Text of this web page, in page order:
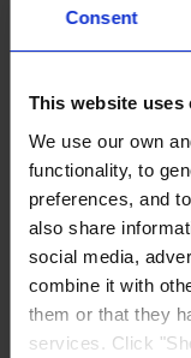
Consent
This website uses
We use our own
functionality, to
preferences, and
also share
social media,
combine it with
them or that they
services. Click
OFICINA
Avinguda de
PÓNGASE EN
937130000
Fax: +34
Mail: